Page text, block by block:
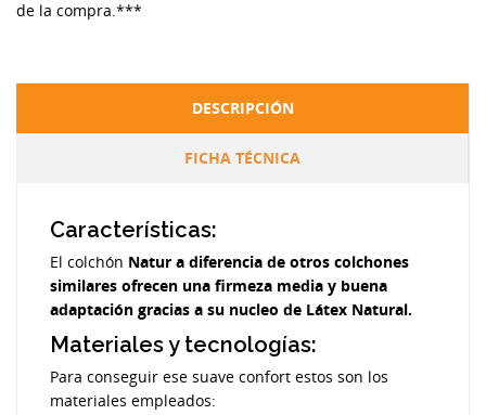
de la compra.***
DESCRIPCIÓN
FICHA TÉCNICA
Características:
El colchón Natur a diferencia de otros colchones
similares ofrecen una firmeza media y buena
adaptación gracias a su nucleo de Látex Natural.
Materiales y tecnologías:
Para conseguir ese suave confort estos son los
materiales empleados: